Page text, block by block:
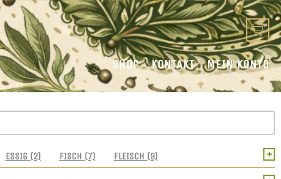
SHOP KONTAKT MEIN KONTO
ESSIG (2) FISCH (7) FLEISCH (9)
+